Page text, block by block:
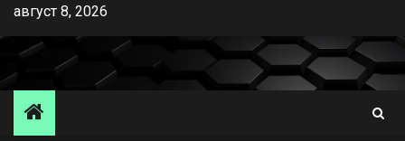
Skip
content
август 8, 2026